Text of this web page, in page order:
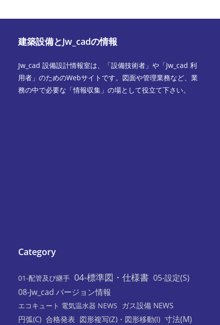
建築設備とJw_cadの情報
Jw_cad 設備設計情報室は、「設備技術者」や「Jw_cad 利
用者」のためのWebサイトです。図面や管理業務など、業
務の中で必要な「情報収集」の場として役立て下さい。
Category
01-配管及び継手 04-標準図・仕様書 05-設定(S)
08-Jw_cad バージョン情報
エコキュート 電気温水器 NEWS
ガス設備 NEWS
円弧(C) 合格発表 図形複写(Z)・図形移動(I) 寸法(M)